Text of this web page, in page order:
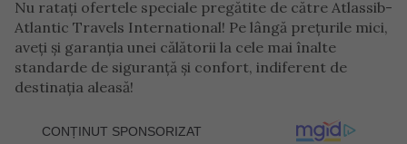
Nu ratați ofertele speciale pregătite de către Atlassib-
Atlantic Travels International! Pe lângă prețurile mici,
aveți și garanția unei călătorii la cele mai înalte
standarde de siguranță și confort, indiferent de
destinația aleasă!